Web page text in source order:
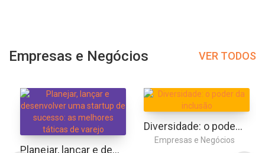
Empresas e Negócios VER TODOS
Planejar, lançar e desenvolver uma startup de sucesso: as melhores táticas de varejo
Diversidade: o poder da inclusão
Empresas e Negócios